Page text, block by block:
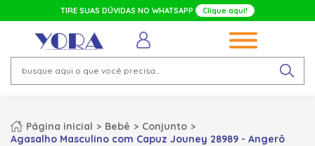
TIRE SUAS DÚVIDAS NO WHATSAPP Clique aqui!
Página inicial Bebê
Conjunto
Agasalho Masculino com Capuz Jouney 28989 - Angerô